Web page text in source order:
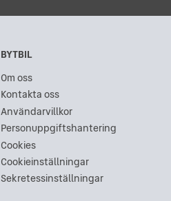
BYTBIL
Om oss
Kontakta oss
Användarvillkor
Personuppgiftshantering
Cookies
Cookieinställningar
Sekretessinställningar